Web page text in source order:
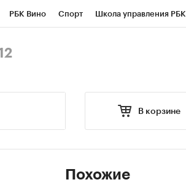
РБК Вино Спорт Школа управления РБК
В корзине
Похожие